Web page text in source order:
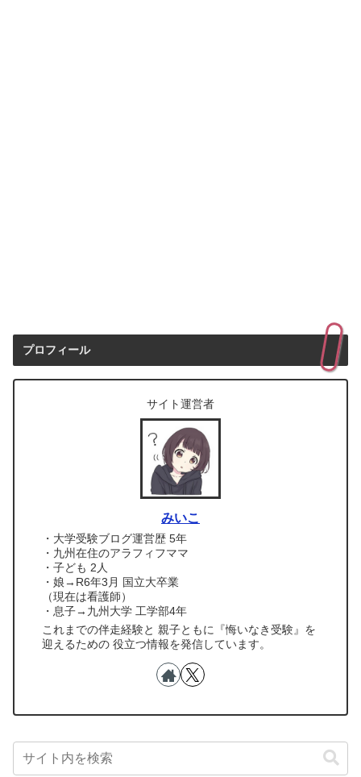
プロフィール
サイト運営者
みいこ
・大学受験ブログ運営歴 5年
・九州在住のアラフィフママ
・子ども 2人
・娘→R6年3月 国立大卒業
（現在は看護師）
・息子→九州大学 工学部4年
これまでの伴走経験と 親子ともに『悔いなき受験』を
迎えるための 役立つ情報を発信しています。